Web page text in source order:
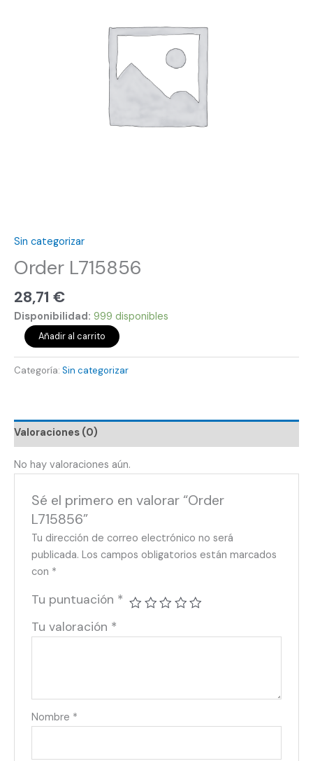
Sin categorizar
Order L715856
28,71 €
Disponibilidad: 999 disponibles
Añadir al carrito
Categoría: Sin categorizar
Valoraciones (0)
No hay valoraciones aún.
Sé el primero en valorar “Order
L715856”
Tu dirección de correo electrónico no será
publicada. Los campos obligatorios están marcados
con *
Tu puntuación *
Tu valoración *
Nombre *